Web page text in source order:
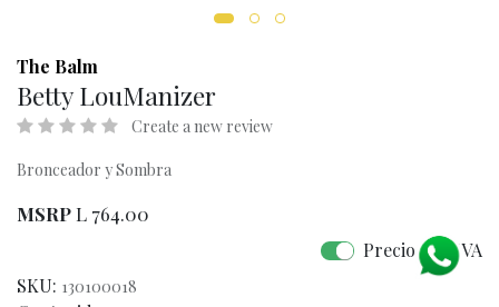
The Balm
Betty LouManizer
Create a new review
Bronceador y Sombra
MSRPL 764.00
Precio con IVA
SKU: 130100018